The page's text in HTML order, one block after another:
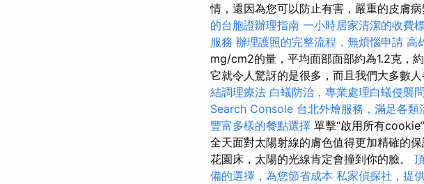
情，還因為您可以防止有害，嚴重的皮膚
的台胞證辦理指南 一小時居家清潔的收費
服務 辦理護照的完整流程，無煩惱申請 高
mg/cm2的量，平均面部面部約為1.2克，
它就令人驚訝的是很多，而且我們大多數
結調理療法 白蟻防治，專業處理白蟻侵襲
Search Console 台北外燴服務，滿足各類
豐富多樣的餐點選擇 單擊“啟用所有
全天面對太陽射線的膚色值得更加精確的保
花園床，太陽的光線肯定會撞到你的臉。
備的選擇，為您節省成本 私家偵探社，提